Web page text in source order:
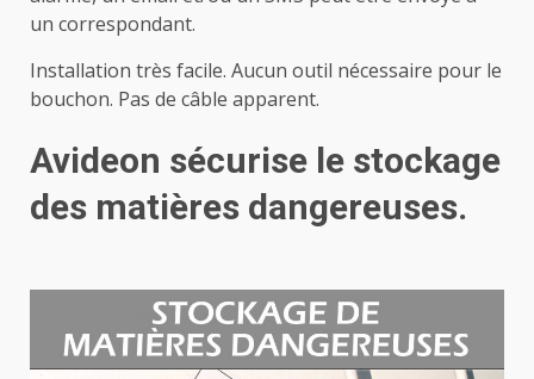
un correspondant.
Installation très facile. Aucun outil nécessaire pour le
bouchon. Pas de câble apparent.
Avideon sécurise le stockage
des matières dangereuses.